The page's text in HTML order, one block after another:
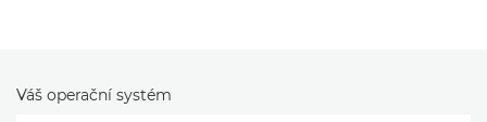
Váš operační systém